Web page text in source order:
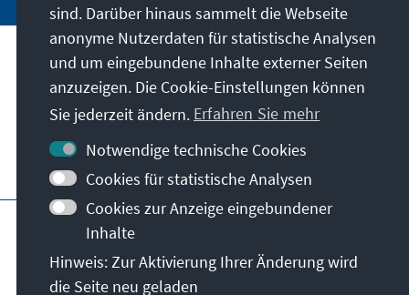
Unser Auftrag
Kontakt
Weitere Angebote der Stiftung
Impressum
Datenschutz
Nutzungsbedingungen
Erklärung zur Barrierefreiheit
Barriere melden
Sitemap
sind. Darüber hinaus sammelt die Webseite
anonyme Nutzerdaten für statistische Analysen
und um eingebundene Inhalte externer Seiten
anzuzeigen. Die Cookie-Einstellungen können
Sie jederzeit ändern. Erfahren Sie mehr
Notwendige technische Cookies
Cookies für statistische Analysen
Cookies zur Anzeige eingebundener
Inhalte
Hinweis: Zur Aktivierung Ihrer Änderung wird
die Seite neu geladen